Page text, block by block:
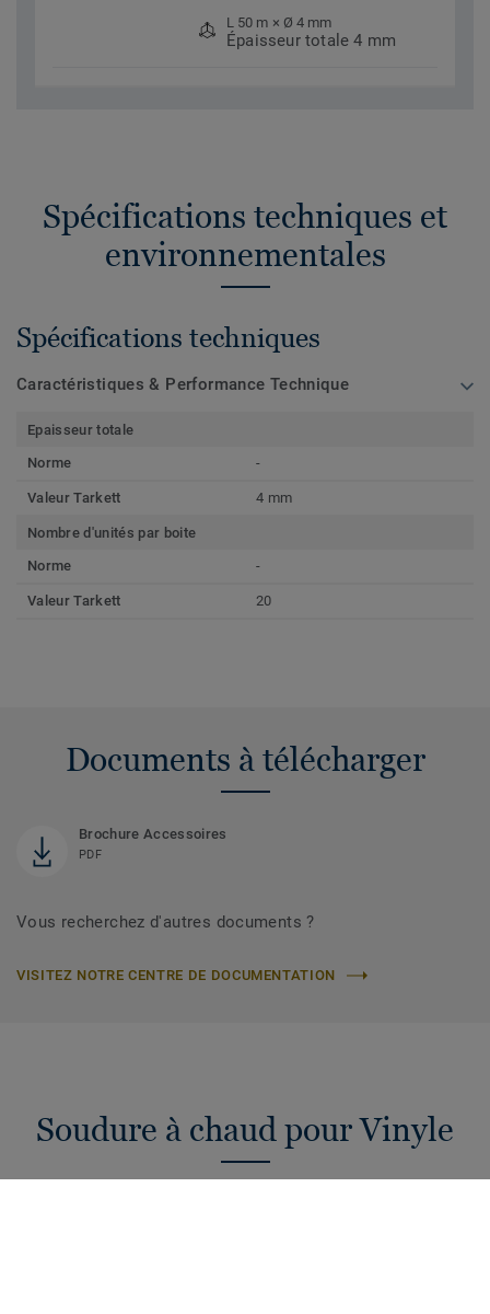
L 50 m × Ø 4 mm
Épaisseur totale 4 mm
Spécifications techniques et
environnementales
Spécifications techniques
Caractéristiques & Performance Technique
Epaisseur totale
Norme
-
Valeur Tarkett 4 mm
Nombre d'unités par boite
Norme
-
Valeur Tarkett 20
Documents à télécharger
Brochure Accessoires
PDF
Vous recherchez d'autres documents ?
VISITEZ NOTRE CENTRE DE DOCUMENTATION
Soudure à chaud pour Vinyle